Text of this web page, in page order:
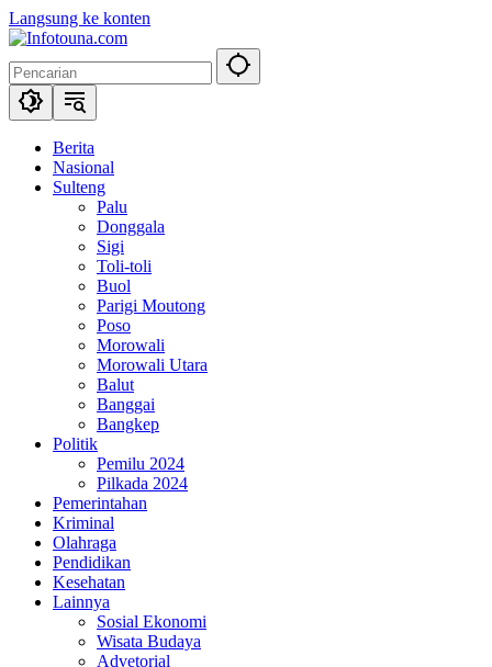
Langsung ke konten
Berita
Nasional
Sulteng
Palu
Donggala
Sigi
Toli-toli
Buol
Parigi Moutong
Poso
Morowali
Morowali Utara
Balut
Banggai
Bangkep
Politik
Pemilu 2024
Pilkada 2024
Pemerintahan
Kriminal
Olahraga
Pendidikan
Kesehatan
Lainnya
Sosial Ekonomi
Wisata Budaya
Advetorial